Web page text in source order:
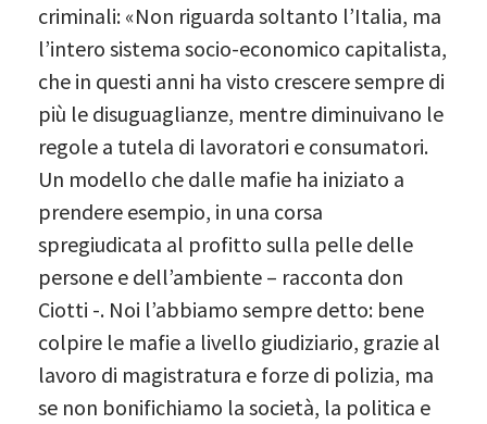
criminali: «Non riguarda soltanto l’Italia, ma
l’intero sistema socio-economico capitalista,
che in questi anni ha visto crescere sempre di
più le disuguaglianze, mentre diminuivano le
regole a tutela di lavoratori e consumatori.
Un modello che dalle mafie ha iniziato a
prendere esempio, in una corsa
spregiudicata al profitto sulla pelle delle
persone e dell’ambiente – racconta don
Ciotti -. Noi l’abbiamo sempre detto: bene
colpire le mafie a livello giudiziario, grazie al
lavoro di magistratura e forze di polizia, ma
se non bonifichiamo la società, la politica e